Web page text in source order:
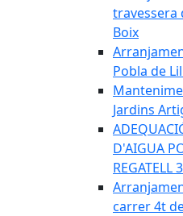
travessera
Boix
Pobla de
Jardins
D'AIGUA
REGATELL 3
carrer 4t